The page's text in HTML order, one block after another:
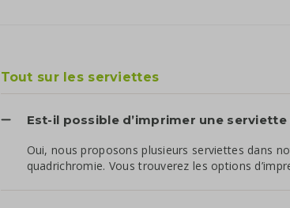
Tout sur les serviettes
Est-il possible d’imprimer une
Oui, nous proposons plusieurs serviettes dans
quadrichromie. Vous trouverez les options